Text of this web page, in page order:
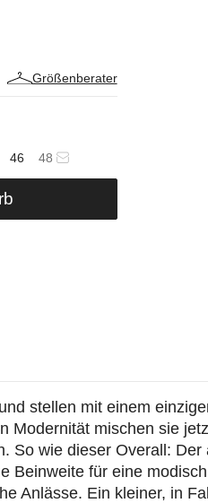
Größenberater
46 48
stellen mit einem
Modernität mischen sie
So wie dieser Overall:
Beinweite für eine
Anlässe. Ein kleiner, in